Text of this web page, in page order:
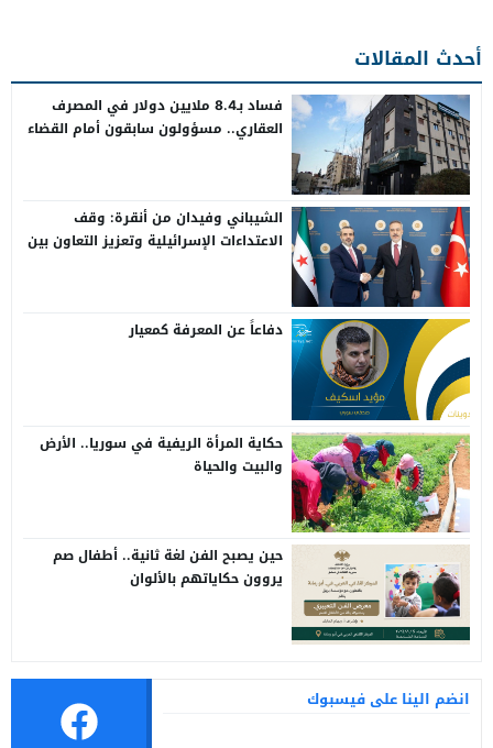
أحدث المقالات
فساد بـ8.4 ملايين دولار في المصرف
العقاري.. مسؤولون سابقون أمام القضاء
الشيباني وفيدان من أنقرة: وقف
الاعتداءات الإسرائيلية وتعزيز التعاون بين
دفاعاً عن المعرفة كمعيار
حكاية المرأة الريفية في سوريا.. الأرض
والبيت والحياة
حين يصبح الفن لغة ثانية.. أطفال صم
يروون حكاياتهم بالألوان
انضم الينا على فيسبوك